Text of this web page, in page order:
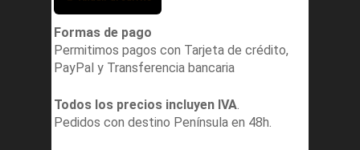
Formas de pago
Permitimos pagos con Tarjeta de crédito,
PayPal y Transferencia bancaria
Todos los precios incluyen IVA.
Pedidos con destino Península en 48h.